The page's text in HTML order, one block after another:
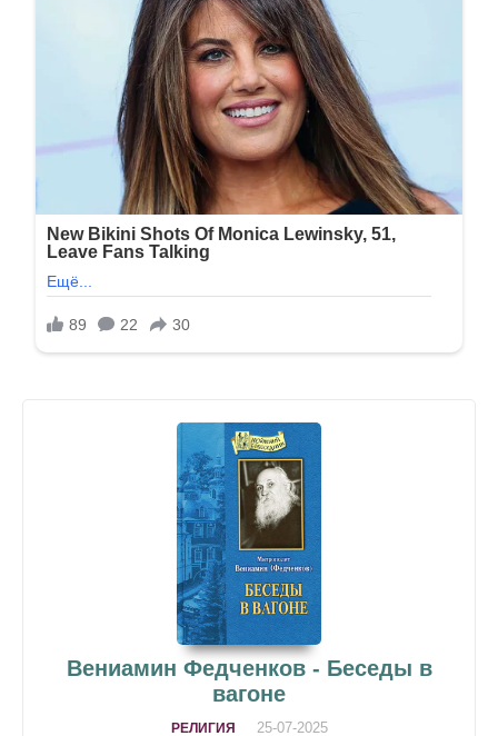
Вениамин Федченков - Беседы в
вагоне
РЕЛИГИЯ 25-07-2025